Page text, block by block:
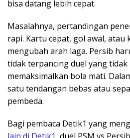
bisa datang lebih cepat.
Masalahnya, pertandingan
rapi. Kartu cepat, gol awal, atau
mengubah arah laga. Persib
tidak terpancing duel yang tidak
memaksimalkan bola mati.
satu tendangan bebas atau
pembeda.
Bagi pembaca Detik1 yang